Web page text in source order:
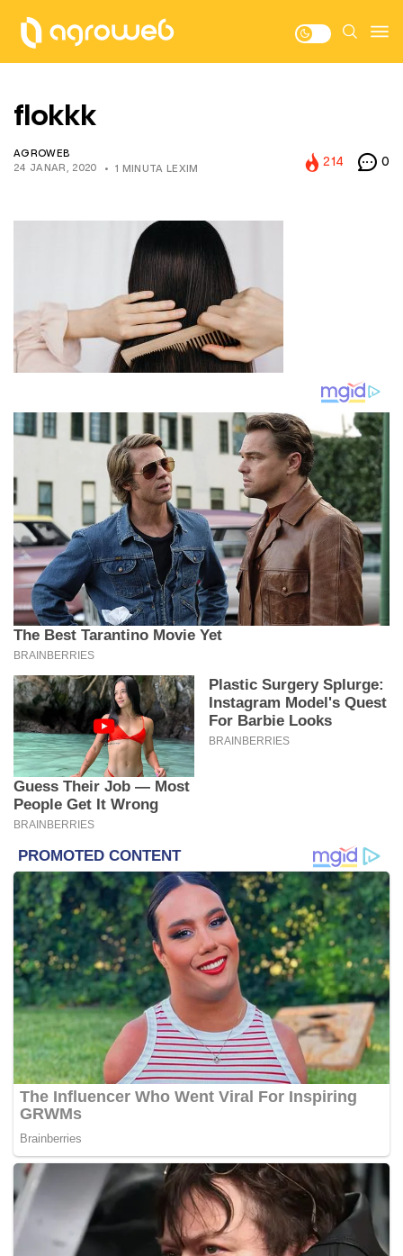
flokkk
AGROWEB
24 JANAR, 2020
1 MINUTA LEXIM
214 0